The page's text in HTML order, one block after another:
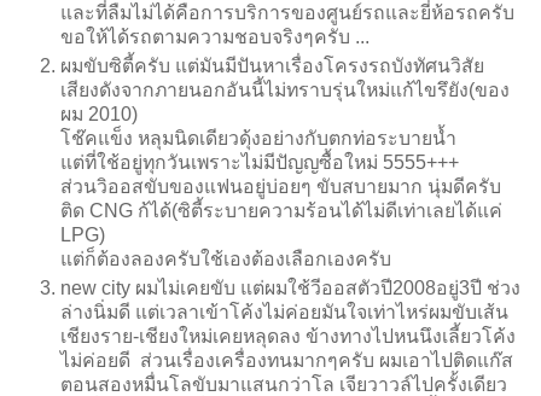
และที่ลืมไม่ได้คือการบริการของศูนย์รถและยี่ห้อรถครับ
ขอให้ได้รถตามความชอบจริงๆครับ ...
ผมขับซิตี้ครับ แต่มันมีปันหาเรื่องโครงรถบังทัศนวิสัย
เสียงดังจากภายนอกอันนี้ไม่ทราบรุ่นใหม่แก้ไขรึยัง(ของ
ผม 2010)
โช๊คแข็ง หลุมนิดเดียวดุ้งอย่างกับตกท่อระบายน้ำ
แต่ที่ใช้อยู่ทุกวันเพราะไม่มีปัญญซื้อใหม่ 5555+++
ส่วนวิออสขับของแฟนอยู่บ่อยๆ ขับสบายมาก นุ่มดีครับ
ติด CNG ก้ได้(ซิตี้ระบายความร้อนได้ไม่ดีเท่าเลยได้แค่
LPG)
แต่ก็ต้องลองครับใช้เองต้องเลือกเองครับ
new city ผมไม่เคยขับ แต่ผมใช้วีออสตัวปี2008อยู่3ปี ช่วง
ล่างนิ่มดี แต่เวลาเข้าโค้งไม่ค่อยมันใจเท่าไหร่ผมขับเส้น
เชียงราย-เชียงใหม่เคยหลุดลง ข้างทางไปหนนึงเลี้ยวโค้ง
ไม่ค่อยดี ส่วนเรื่องเครื่องทนมากๆครับ ผมเอาไปติดแก๊ส
ตอนสองหมื่นโลขับมาแสนกว่าโล เจียวาวล์ไปครั้งเดียว